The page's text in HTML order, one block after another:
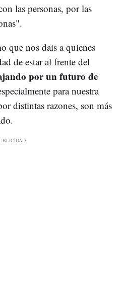
las personas, por las
que nos dais a quienes
de estar al frente del
por un futuro de
para nuestra
distintas razones, son más